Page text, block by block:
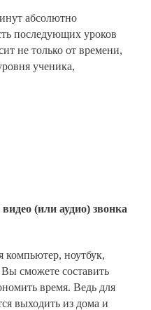
абсолютно
последующих уроков
не только от времени,
ученика,
(или аудио) звонка
компьютер, ноутбук,
сможете составить
время. Ведь для
выходить из дома и